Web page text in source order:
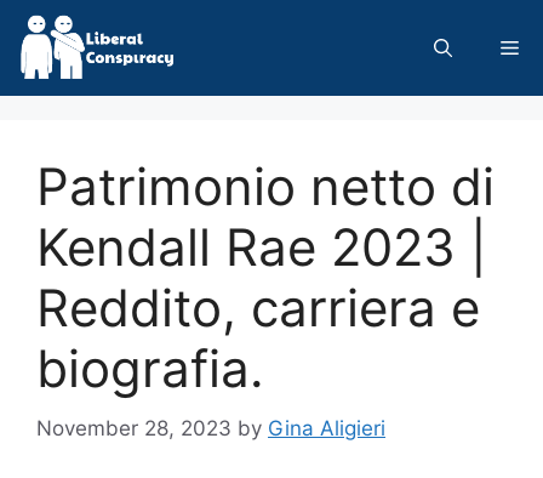
Skip
content
Patrimonio netto di
Kendall Rae 2023 |
Reddito, carriera e
biografia.
November 28, 2023 by Gina Aligieri